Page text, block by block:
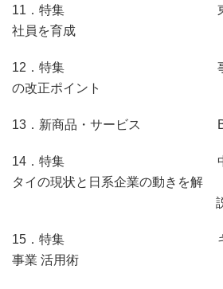
11．特集 東商の研
社員を育成
12．特集 事業承継
の改正ポイント
13．新商品・サービス
14．特集 中小企業
タイの現状と日系企業の動きを解
15．特集 キャリア
事業 活用術